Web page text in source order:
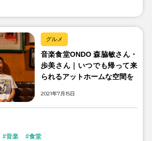
グルメ
音楽食堂ONDO 森脇敏さん・
歩美さん｜いつでも帰って来
られるアットホームな空間を
2021年7月15日
音楽 食堂